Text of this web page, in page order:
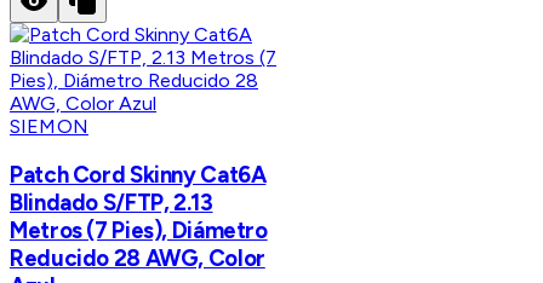
SIEMON
Patch Cord Skinny Cat6A
Blindado S/FTP, 2.13
Metros (7 Pies), Diámetro
Reducido 28 AWG, Color